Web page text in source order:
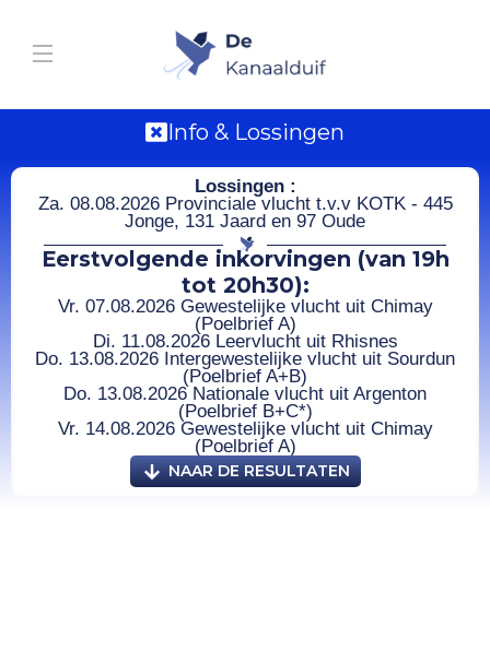
Info & Lossingen
Lossingen :
Za. 08.08.2026 Provinciale vlucht t.v.v KOTK - 445
Jonge, 131 Jaard en 97 Oude
Eerstvolgende inkorvingen (van 19h
tot 20h30):
Vr. 07.08.2026 Gewestelijke vlucht uit Chimay
(Poelbrief A)
Di. 11.08.2026 Leervlucht uit Rhisnes
Do. 13.08.2026 Intergewestelijke vlucht uit Sourdun
(Poelbrief A+B)
Do. 13.08.2026 Nationale vlucht uit Argenton
(Poelbrief B+C*)
Vr. 14.08.2026 Gewestelijke vlucht uit Chimay
(Poelbrief A)
NAAR DE RESULTATEN